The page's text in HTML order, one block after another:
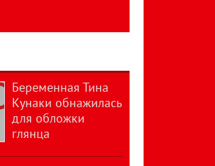
Беременная Тина
Кунаки обнажилась
для обложки
глянца